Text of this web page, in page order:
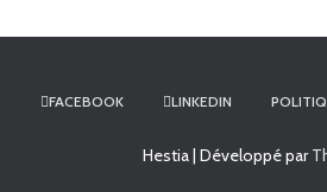
FACEBOOK LINKEDIN
Hestia | Développé par